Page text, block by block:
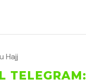
Hajj
TELEGRAM: